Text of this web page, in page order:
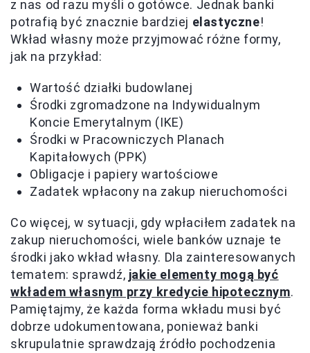
z nas od razu myśli o gotówce. Jednak banki
potrafią być znacznie bardziej elastyczne!
Wkład własny może przyjmować różne formy,
jak na przykład:
Wartość działki budowlanej
Środki zgromadzone na Indywidualnym
Koncie Emerytalnym (IKE)
Środki w Pracowniczych Planach
Kapitałowych (PPK)
Obligacje i papiery wartościowe
Zadatek wpłacony na zakup nieruchomości
Co więcej, w sytuacji, gdy wpłaciłem zadatek na
zakup nieruchomości, wiele banków uznaje te
środki jako wkład własny. Dla zainteresowanych
tematem: sprawdź, jakie elementy mogą być
wkładem własnym przy kredycie hipotecznym.
Pamiętajmy, że każda forma wkładu musi być
dobrze udokumentowana, ponieważ banki
skrupulatnie sprawdzają źródło pochodzenia